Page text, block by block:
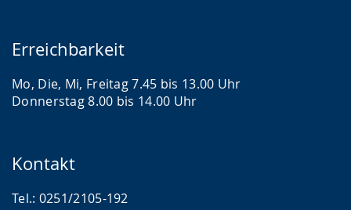
Erreichbarkeit
Mo, Die, Mi, Freitag 7.45 bis 13.00 Uhr
Donnerstag 8.00 bis 14.00 Uhr
Kontakt
Tel.: 0251/2105-192